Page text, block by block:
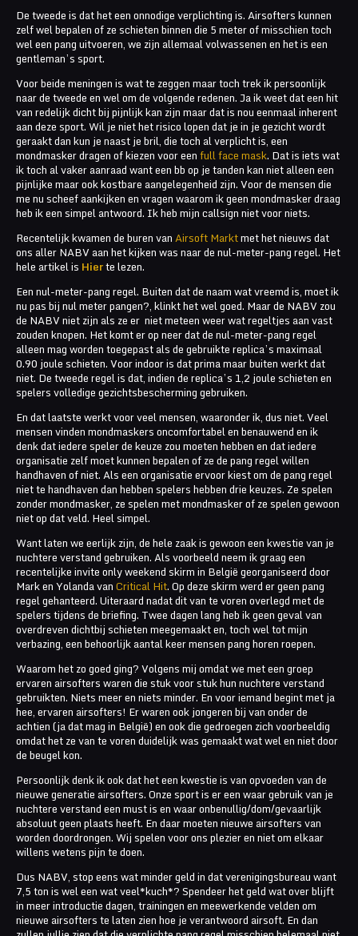
De tweede is dat het een onnodige verplichting is. Airsofters kunnen
zelf wel bepalen of ze schieten binnen die 5 meter of misschien toch
wel een pang uitvoeren, we zijn allemaal volwassenen en het is een
gentleman’s sport.
Voor beide meningen is wat te zeggen maar toch trek ik persoonlijk
naar de tweede en wel om de volgende redenen. Ja ik weet dat een hit
van redelijk dicht bij pijnlijk kan zijn maar dat is nou eenmaal inherent
aan deze sport. Wil je niet het risico lopen dat je in je gezicht wordt
geraakt dan kun je naast je bril, die toch al verplicht is, een
mondmasker dragen of kiezen voor eenfull face mask. Dat is iets wat
ik toch al vaker aanraad want een bb op je tanden kan niet alleen een
pijnlijke maar ook kostbare aangelegenheid zijn. Voor de mensen die
me nu scheef aankijken en vragen waarom ik geen mondmasker draag
heb ik een simpel antwoord. Ik heb mijn callsign niet voor niets.
Recentelijk kwamen de buren vanAirsoft Marktmet het nieuws dat
ons aller NABV aan het kijken was naar de nul-meter-pang regel. Het
hele artikel is Hierte lezen.
Een nul-meter-pang regel. Buiten dat de naam wat vreemd is, moet ik
nu pas bij nul meter pangen?, klinkt het wel goed. Maar de NABV zou
de NABV niet zijn als ze er niet meteen weer wat regeltjes aan vast
zouden knopen. Het komt er op neer dat de nul-meter-pang regel
alleen mag worden toegepast als de gebruikte replica’s maximaal
0.90 joule schieten. Voor indoor is dat prima maar buiten werkt dat
niet. De tweede regel is dat, indien de replica’s 1,2 joule schieten en
spelers volledige gezichtsbescherming gebruiken.
En dat laatste werkt voor veel mensen, waaronder ik, dus niet. Veel
mensen vinden mondmaskers oncomfortabel en benauwend en ik
denk dat iedere speler de keuze zou moeten hebben en dat iedere
organisatie zelf moet kunnen bepalen of ze de pang regel willen
handhaven of niet. Als een organisatie ervoor kiest om de pang regel
niet te handhaven dan hebben spelers hebben drie keuzes. Ze spelen
zonder mondmasker, ze spelen met mondmasker of ze spelen gewoon
niet op dat veld. Heel simpel.
Want laten we eerlijk zijn, de hele zaak is gewoon een kwestie van je
nuchtere verstand gebruiken. Als voorbeeld neem ik graag een
recentelijke invite only weekend skirm in België georganiseerd door
Mark en Yolanda vanCritical Hit. Op deze skirm werd er geen pang
regel gehanteerd. Uiteraard nadat dit van te voren overlegd met de
spelers tijdens de briefing. Twee dagen lang heb ik geen geval van
overdreven dichtbij schieten meegemaakt en, toch wel tot mijn
verbazing, een behoorlijk aantal keer mensen pang horen roepen.
Waarom het zo goed ging? Volgens mij omdat we met een groep
ervaren airsofters waren die stuk voor stuk hun nuchtere verstand
gebruikten. Niets meer en niets minder. En voor iemand begint met ja
hee, ervaren airsofters! Er waren ook jongeren bij van onder de
achtien (ja dat mag in België) en ook die gedroegen zich voorbeeldig
omdat het ze van te voren duidelijk was gemaakt wat wel en niet door
de beugel kon.
Persoonlijk denk ik ook dat het een kwestie is van opvoeden van de
nieuwe generatie airsofters. Onze sport is er een waar gebruik van je
nuchtere verstand een must is en waar onbenullig/dom/gevaarlijk
absoluut geen plaats heeft. En daar moeten nieuwe airsofters van
worden doordrongen. Wij spelen voor ons plezier en niet om elkaar
willens wetens pijn te doen.
Dus NABV, stop eens wat minder geld in dat verenigingsbureau want
7,5 ton is wel een wat veel*kuch*? Spendeer het geld wat over blijft
in meer introductie dagen, trainingen en meewerkende velden om
nieuwe airsofters te laten zien hoe je verantwoord airsoft. En dan